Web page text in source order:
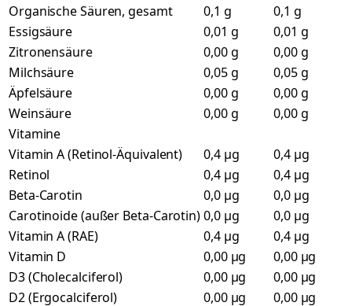
Organische Säuren, gesamt
0,1 g
0,1 g
Essigsäure
0,01 g
0,01 g
Zitronensäure
0,00 g
0,00 g
Milchsäure
0,05 g
0,05 g
Äpfelsäure
0,00 g
0,00 g
Weinsäure
0,00 g
0,00 g
Vitamine
Vitamin A (Retinol-Äquivalent)
0,4 µg
0,4 µg
Retinol
0,4 µg
0,4 µg
Beta-Carotin
0,0 µg
0,0 µg
Carotinoide (außer Beta-Carotin)0,0 µg
0,0 µg
Vitamin A (RAE)
0,4 µg
0,4 µg
Vitamin D
0,00 µg
0,00 µg
D3 (Cholecalciferol)
0,00 µg
0,00 µg
D2 (Ergocalciferol)
0,00 µg
0,00 µg